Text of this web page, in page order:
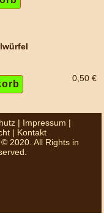
0,50 €
| Impressum |
| Kontakt
2020. All Rights in